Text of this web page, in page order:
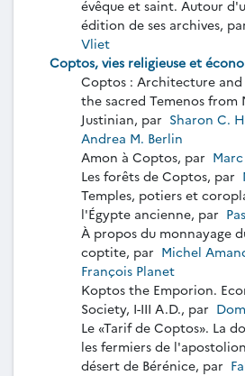
évêque et saint. Autour
édition de ses archives,
Vliet
Coptos, vies religieuse et
Coptos : Architecture and
the sacred Temenos
Justinian, par Sharon C.
Andrea M. Berlin
Amon à Coptos, par
Les forêts de Coptos, par
Temples, potiers et
l'Égypte ancienne, par
À propos du monnayage
coptite, par Michel
François Planet
Koptos the Emporion.
Society, I-III A.D., par
Le «Tarif de Coptos». La
les fermiers de
désert de Bérénice, par